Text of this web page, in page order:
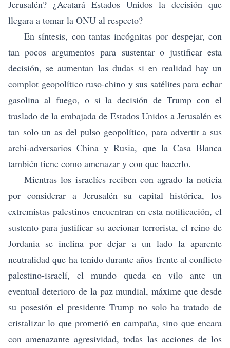
Jerusalén? ¿Acatará Estados Unidos la decisión que
llegara a tomar la ONU al respecto?
En síntesis, con tantas incógnitas por despejar, con
tan pocos argumentos para sustentar o justificar esta
decisión, se aumentan las dudas si en realidad hay un
complot geopolítico ruso-chino y sus satélites para echar
gasolina al fuego, o si la decisión de Trump con el
traslado de la embajada de Estados Unidos a Jerusalén es
tan solo un as del pulso geopolítico, para advertir a sus
archi-adversarios China y Rusia, que la Casa Blanca
también tiene como amenazar y con que hacerlo.
Mientras los israelíes reciben con agrado la noticia
por considerar a Jerusalén su capital histórica, los
extremistas palestinos encuentran en esta notificación, el
sustento para justificar su accionar terrorista, el reino de
Jordania se inclina por dejar a un lado la aparente
neutralidad que ha tenido durante años frente al conflicto
palestino-israelí, el mundo queda en vilo ante un
eventual deterioro de la paz mundial, máxime que desde
su posesión el presidente Trump no solo ha tratado de
cristalizar lo que prometió en campaña, sino que encara
con amenazante agresividad, todas las acciones de los